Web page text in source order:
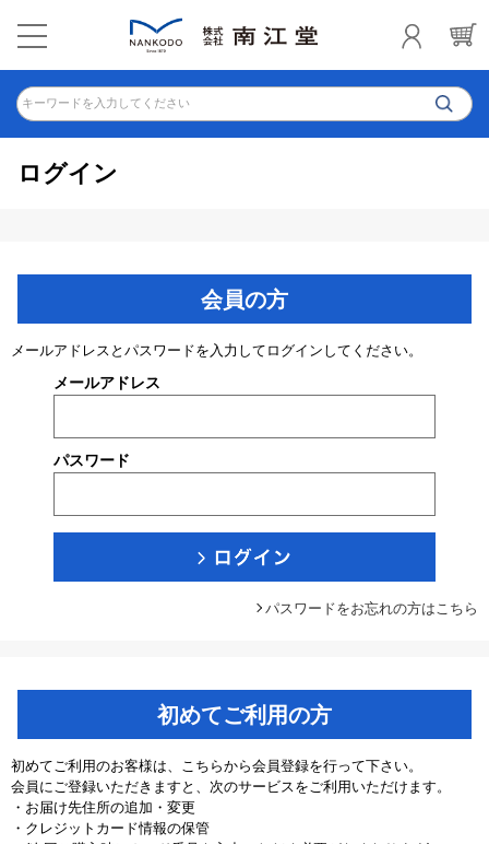
キーワードを入力してください
ログイン
会員の方
メールアドレスとパスワードを入力してログインしてください。
メールアドレス
パスワード
パスワードをお忘れの方はこちら
初めてご利用の方
初めてご利用のお客様は、こちらから会員登録を行って下さい。
会員にご登録いただきますと、次のサービスをご利用いただけます。
・お届け先住所の追加・変更
・クレジットカード情報の保管